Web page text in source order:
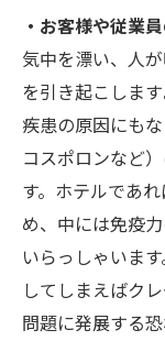
・お客様や従業
気中を漂い、人
を引き起こしま
疾患の原因にも
コスポロンなど
す。ホテルであ
め、中には免疫
いらっしゃいま
してしまえばク
問題に発展する恐